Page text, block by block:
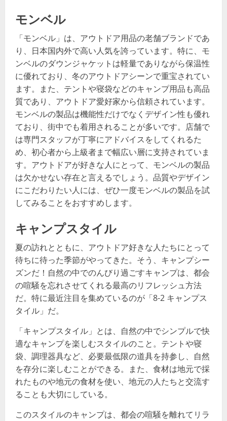
モンベル
「モンベル」は、アウトドア用品の老舗ブランドであ
り、日本国内外で高い人気を誇っています。特に、モ
ンベルのダウンジャケットは軽量でありながら保温性
に優れており、冬のアウトドアシーンで重宝されてい
ます。また、テントや寝袋などのキャンプ用品も高品
質であり、アウトドア愛好家から信頼されています。
モンベルの製品は機能性だけでなくデザイン性も優れ
ており、街中でも着用されることが多いです。店舗で
は専門スタッフが丁寧にアドバイスをしてくれるた
め、初心者から上級者まで幅広い層に支持されていま
す。アウトドアが好きな人にとって、モンベルの製品
は欠かせない存在と言えるでしょう。品質やデザイン
にこだわりたい人には、ぜひ一度モンベルの製品を試
してみることをおすすめします。
キャンプスタイル
夏の訪れとともに、アウトドア好きな人たちにとって
待ちに待った季節がやってきた。そう、キャンプシー
ズンだ！自然の中でのんびり過ごすキャンプは、都会
の喧騒を忘れさせてくれる最高のリフレッシュ方法
だ。特に最近注目を集めているのが「8-2 キャンプス
タイル」だ。
「キャンプスタイル」とは、自然の中でシンプルで快
適なキャンプを楽しむスタイルのこと。テントや寝
袋、調理器具など、必要最低限の道具を持参し、自然
を存分に楽しむことができる。また、食材は地元で採
れたものや地元の食材を使い、地元の人たちと交流す
ることも大切にしている。
このスタイルのキャンプは、都会の喧騒を離れてリラ